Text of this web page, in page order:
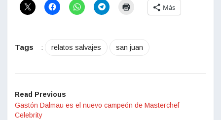
Más
Tags : relatos salvajes san juan
Read Previous
Gastón Dalmau es el nuevo campeón de Masterchef
Celebrity